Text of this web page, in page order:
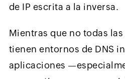
de IP escrita a la inversa.
Mientras que no todas
tienen entornos de DNS
aplicaciones